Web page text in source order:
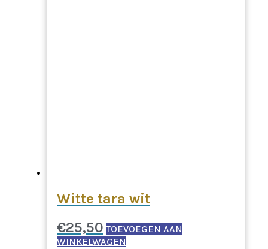
Witte tara wit
€25,50 TOEVOEGEN AAN
WINKELWAGEN